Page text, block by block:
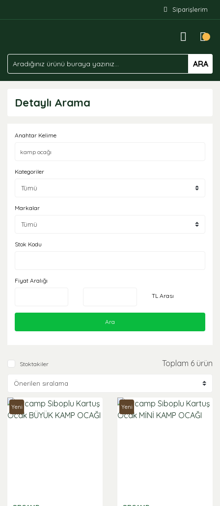
Siparişlerim
ARA
Detaylı Arama
Anahtar Kelime
Kategoriler
Markalar
Stok Kodu
Fiyat Aralığı
TL Arası
Ara
Stoktakiler Toplam 6 ürün
Yeni Yeni